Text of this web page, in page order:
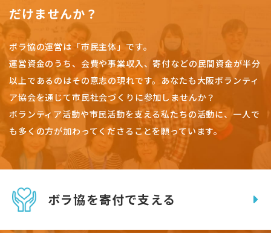
だけませんか？
ボラ協の運営は「市民主体」です。
運営資金のうち、会費や事業収入、寄付などの民間資金が半分
以上であるのはその意志の現れです。 あなたも大阪ボランティ
ア協会を通じて市民社会づくりに参加しませんか？
ボランティア活動や市民活動を支える私たちの活動に、一人で
も多くの方が加わってくださることを願っています。
ボラ協を寄付で支える